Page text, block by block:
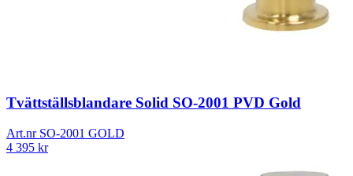
Tvättställsblandare Solid SO-2001 PVD Gold
Art.nr SO-2001 GOLD
4 395 kr